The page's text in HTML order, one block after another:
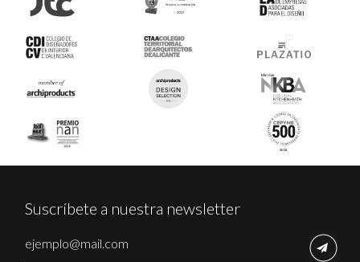
Suscríbete a nuestra newsletter